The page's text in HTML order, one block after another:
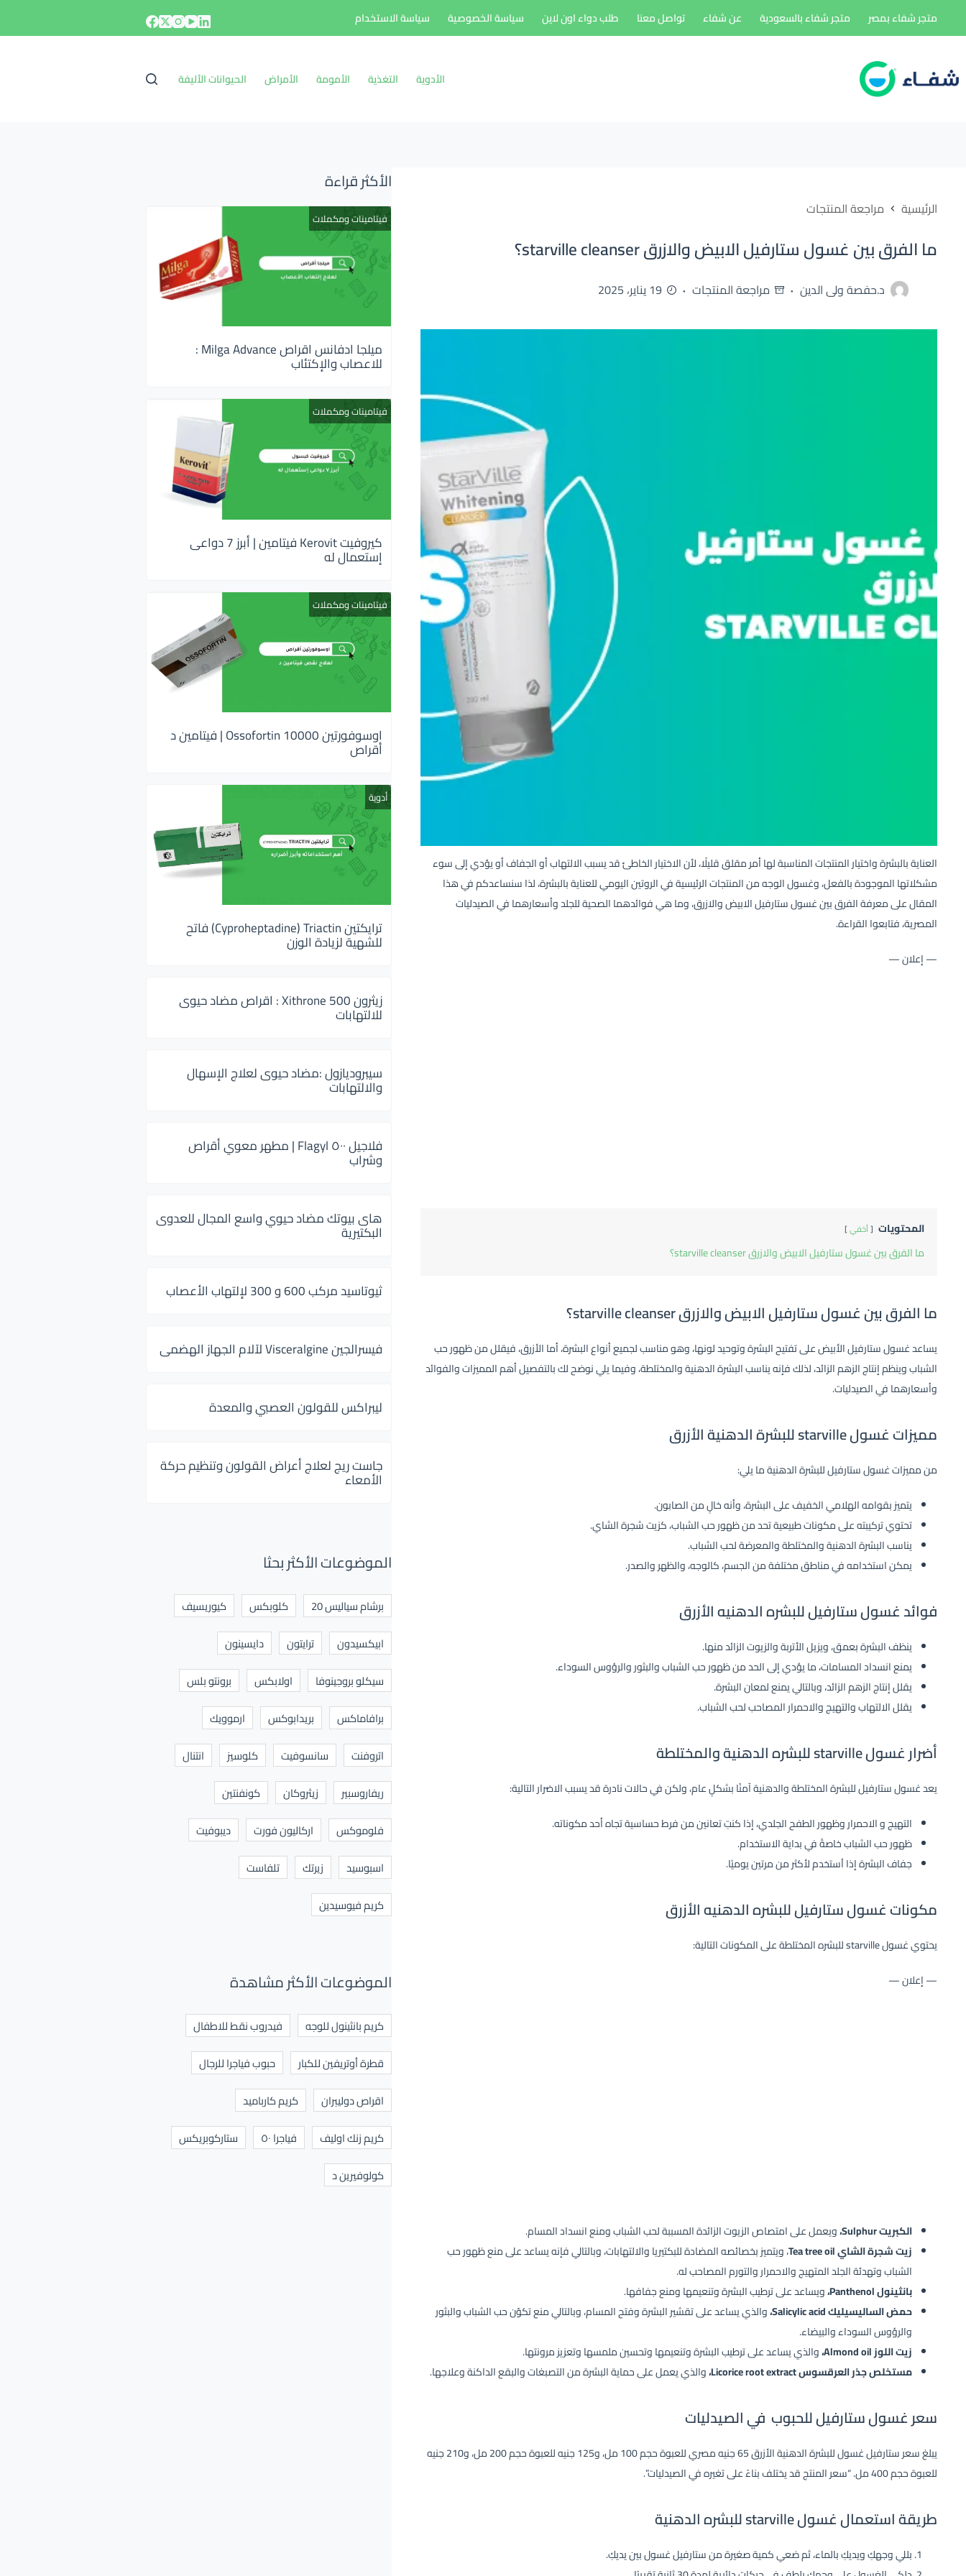
إلى
متجر شفاء بمصر متجر شفاء بالسعودية عن شفاء تواصل معنا طلب دواء اون لاين سياسة الخصوصية سياسة الاستخدام
الأدوية التغذية الأمومة الأمراض الحيوانات الأليفة
الرئيسية مراجعة المنتجات
ما الفرق بين غسول ستارفيل الابيض والازرق starville cleanser؟
د.حفصة ولى الدين مراجعة المنتجات 19 يناير، 2025
العناية بالبشرة واختيار المنتجات المناسبة لها أمر مقلق قليلًا، لأن الاختيار الخاطئ قد يسبب الالتهاب أو الجفاف أو يؤدي إلى سوء
مشكلاتها الموجودة بالفعل، وغسول الوجه من المنتجات الرئيسية في الروتين اليومي للعناية بالبشرة، لذا سنساعدكم في هذا
المقال على معرفة الفرق بين غسول ستارفيل الابيض والازرق، وما هي فوائدهما الصحية للجلد وأسعارهما في الصيدليات
المصرية، فتابعوا القراءة.
— إعلان —
المحتويات أخفي
ما الفرق بين غسول ستارفيل الابيض والازرق starville cleanser؟
ما الفرق بين غسول ستارفيل الابيض والازرق starville cleanser؟
يساعد غسول ستارفيل الأبيض على تفتيح البشرة وتوحيد لونها، وهو مناسب لجميع أنواع البشرة، أما الأزرق، فيقلل من ظهور حب
الشباب وينظم إنتاج الزهم الزائد، لذلك فإنه يناسب البشرة الدهنية والمختلطة، وفيما يلي نوضح لك بالتفصيل أهم المميزات والفوائد
وأسعارهما في الصيدليات.
مميزات غسول starville للبشرة الدهنية الأزرق
من مميزات غسول ستارفيل للبشرة الدهنية ما يلي:
يتميز بقوامه الهلامي الخفيف على البشرة، وأنه خالٍ من الصابون.
تحتوي تركيبته على مكونات طبيعية تحد من ظهور حب الشباب، كزيت شجرة الشاي.
يناسب البشرة الدهنية والمختلطة والمعرضة لحب الشباب.
يمكن استخدامه في مناطق مختلفة من الجسم، كالوجه، والظهر والصدر.
فوائد غسول ستارفيل للبشره الدهنيه الأزرق
ينظف البشرة بعمق، ويزيل الأتربة والزيوت الزائد منها.
يمنع انسداد المسامات، ما يؤدي إلى الحد من ظهور حب الشباب والبثور والرؤوس السوداء.
يقلل إنتاج الزهم الزائد، وبالتالي يمنع لمعان البشرة.
يقلل الالتهاب والتهيج والاحمرار المصاحب لحب الشباب.
أضرار غسول starville للبشره الدهنية والمختلطة
يعد غسول ستارفيل للبشرة المختلطة والدهنية آمنًا بشكلٍ عام، ولكن في حالات نادرة قد يسبب الاضرار التالية:
التهيج و الاحمرار وظهور الطفح الجلدي، إذا كنتِ تعانين من فرط حساسية تجاه أحد مكوناته.
ظهور حب الشباب خاصةً في بداية الاستخدام.
جفاف البشرة إذا اُستخدم لأكثر من مرتين يوميًا.
مكونات غسول ستارفيل للبشره الدهنيه الأزرق
يحتوي غسول starville للبشره المختلطة على المكونات التالية:
— إعلان —
الكبريت Sulphur،
ويعمل على امتصاص الزيوت الزائدة المسببة لحب الشباب ومنع انسداد المسام.
زيت شجرة الشاي Tea tree oil
، ويتميز بخصائصه المضادة للبكتيريا والالتهابات، وبالتالي فإنه يساعد على منع ظهور حب
الشباب وتهدئة الجلد المتهيج والاحمرار والتورم المصاحب له.
بانثينول Panthenol،
ويساعد على ترطيب البشرة وتنعيمها ومنع جفافها.
حمض الساليسيليك Salicylic acid،
والذي يساعد على تقشير البشرة وفتح المسام، وبالتالي منع تكوّن حب الشباب والبثور
والرؤوس السوداء والبيضاء.
زيت اللوز Almond oil،
والذي يساعد على ترطيب البشرة وتنعيمها وتحسين ملمسها وتعزيز مرونتها.
مستخلص جذر العرقسوس Licorice root extract،
والذي يعمل على حماية البشرة من التصبغات والبقع الداكنة وعلاجها.
سعر غسول ستارفيل للحبوب في الصيدليات
يبلغ سعر ستارفيل غسول للبشرة الدهنية الأزرق 65 جنيه مصري للعبوة حجم 100 مل، و125 جنيه للعبوة حجم 200 مل، و210 جنيه
للعبوة حجم 400 مل. “سعر المنتج قد يختلف بناءً على تغيره في الصيدليات”.
طريقة استعمال غسول starville للبشره الدهنية
بللي وجهكِ ويديكِ بالماء، ثم ضعي كمية صغيرة من ستارفيل غسول بين يديكِ.
الأكثر قراءة
فيتامينات ومكملات
ميلجا ادفانس اقراص Milga Advance :
للاعصاب والإكتئاب
فيتامينات ومكملات
كيروفيت Kerovit فيتامين | أبرز 7 دواعى
إستعمال له
فيتامينات ومكملات
اوسوفورتين 10000 Ossofortin | فيتامين د
أقراص
أدوية
ترايكتين Cyproheptadine) Triactin) فاتح
للشهية لزيادة الوزن
زيثرون 500 Xithrone : اقراص مضاد حيوى
للالتهابات
سيبروديازول :مضاد حيوى لعلاج الإسهال
والالتهابات
فلاجيل ٥٠٠ Flagyl | مطهر معوي أقراص
وشراب
هاى بيوتك مضاد حيوي واسع المجال للعدوى
البكتيرية
ثيوتاسيد مركب 600 و 300 لإلتهاب الأعصاب
فيسرالجين Visceralgine لآلام الجهاز الهضمى
ليبراكس للقولون العصبي والمعدة
جاست ريج لعلاج أعراض القولون وتنظيم حركة
الأمعاء
الموضوعات الأكثر بحثا
برشام سياليس 20 كلوبكس
كيوريسيف
ابيكسيدون
ترايتون
دايسينون
سيكلو بروجينوفا
اولابكس
برونتو بلس
برافاماكس
بريدابوكس
ارموويك
اتروفنت
سانسوفيت كلوسيز
انتنال
ريفاروسبير
زيثروكان
كونفنتين
فلوموكس
اركاليون فورت
ديبوفيت
اسبوسيد
زيرتك
تلفاست
كريم فيوسيدين
الموضوعات الأكثر مشاهدة
كريم بانثينول للوجه
فيدروب نقط للاطفال
قطرة أوتريفين للكبار
حبوب فياجرا للرجال
اقراص دوليبران
كريم كارباميد
كريم زنك اوليف
فياجرا ٥٠
ستاركوبريكس
كولوفيرين د